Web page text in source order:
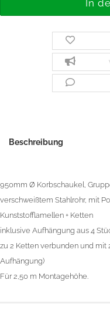
Beschreibung
950mm Ø Korbschaukel,
verschweißtem Stahlrohr, mit
Kunststofflamellen + Ketten
inklusive Aufhängung aus 4
zu 2 Ketten verbunden und mit
Aufhängung)
Für 2,50 m Montagehöhe.